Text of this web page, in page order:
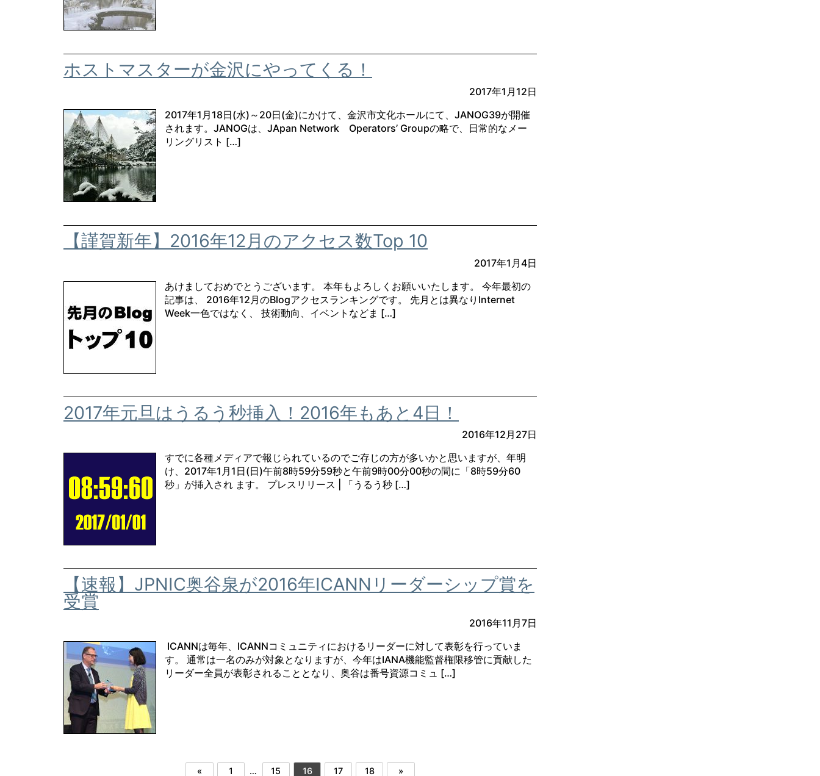
ホストマスターが金沢にやってくる！
2017年1月12日
2017年1月18日(水)～20日(金)にかけて、金沢市文化ホールにて、JANOG39が開催
されます。JANOGは、JApan Network Operators’ Groupの略で、日常的なメー
リングリスト […]
【謹賀新年】2016年12月のアクセス数Top 10
2017年1月4日
あけましておめでとうございます。 本年もよろしくお願いいたします。 今年最初の
記事は、 2016年12月のBlogアクセスランキングです。 先月とは異なりInternet
Week一色ではなく、 技術動向、イベントなどま […]
2017年元旦はうるう秒挿入！2016年もあと4日！
2016年12月27日
すでに各種メディアで報じられているのでご存じの方が多いかと思いますが、年明
け、2017年1月1日(日)午前8時59分59秒と午前9時00分00秒の間に「8時59分60
秒」が挿入され ます。 プレスリリース | 「うるう秒 […]
【速報】JPNIC奥谷泉が2016年ICANNリーダーシップ賞を
受賞
2016年11月7日
ICANNは毎年、ICANNコミュニティにおけるリーダーに対して表彰を行っていま
す。 通常は一名のみが対象となりますが、今年はIANA機能監督権限移管に貢献した
リーダー全員が表彰されることとなり、奥谷は番号資源コミュ […]
« 1 … 15 16 17 18 »